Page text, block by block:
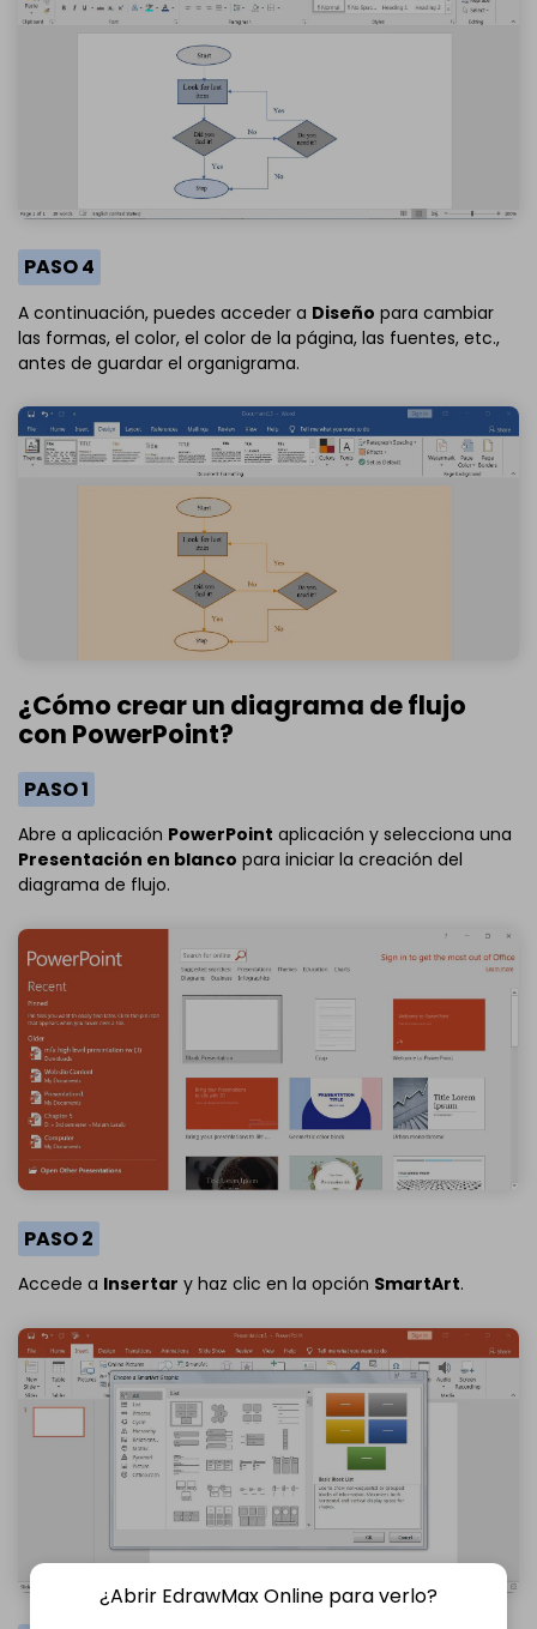
PASO 4
A continuación, puedes acceder a Diseño para cambiar
las formas, el color, el color de la página, las fuentes, etc.,
antes de guardar el organigrama.
¿Cómo crear un diagrama de flujo
con PowerPoint?
PASO 1
Abre a aplicación PowerPoint aplicación y selecciona una
Presentación en blanco para iniciar la creación del
diagrama de flujo.
PASO 2
Accede a Insertar y haz clic en la opción SmartArt.
¿Abrir EdrawMax Online para verlo?